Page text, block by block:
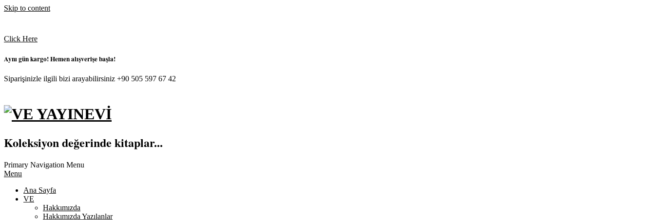
Skip to content
Click Here
Aynı gün kargo! Hemen alışverişe başla!
Siparişinizle ilgili bizi arayabilirsiniz +90 505 597 67 42
YAYINEVI
Koleksiyon değerinde kitaplar...
Primary Navigation Menu
Menu
Ana Sayfa
VE
Hakkımızda
Hakkımızda Yazılanlar